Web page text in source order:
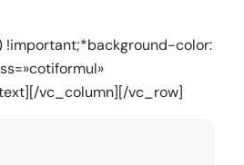
!important;*background-color:
vc_column][/vc_row]